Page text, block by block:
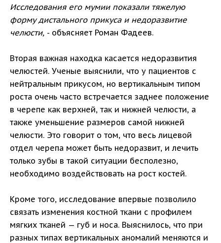
Исследования его мумии показали тяжелую
форму дистального прикуса и недоразвитие
челюсти, - объясняет Роман Фадеев.
Вторая важная находка касается недоразвития
челюстей. Ученые выяснили, что у пациентов с
нейтральным прикусом, но вертикальным типом
роста очень часто встречается заднее положение
в черепе как верхней, так и нижней челюсти, а
также уменьшение размеров самой нижней
челюсти. Это говорит о том, что весь лицевой
отдел черепа может быть недоразвит, и лечить
только зубы в такой ситуации бесполезно,
необходимо воздействовать на рост костей.
Кроме того, исследование впервые позволило
связать изменения костной ткани с профилем
мягких тканей — губ и носа. Выяснилось, что при
разных типах вертикальных аномалий меняются и